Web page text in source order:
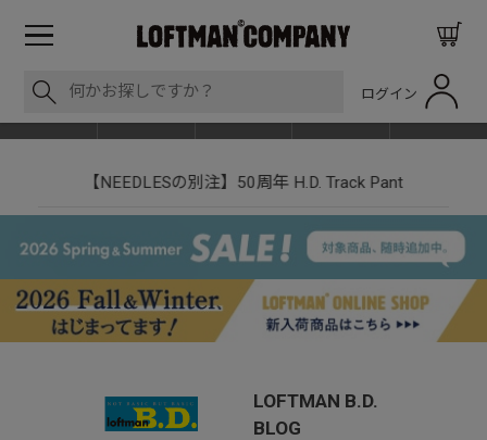
ログイン
【NEEDLESの別注】50周年 H.D. Track Pant
LOFTMAN B.D.
BLOG